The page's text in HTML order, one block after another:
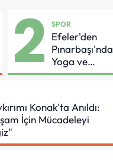
2 SPOR
Efeler'den
Pınarbaşı'nda
Yoga ve
Pilates
Konak'ta Anıldı:
İçin Mücadeleyi